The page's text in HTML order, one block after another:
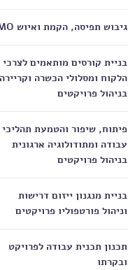
גיבוש תפיסה, הקמת ואיוש PMO
בניית קורסים מותאמים לצרכי
הלקוח ומסלולי הכשרה וקריירה
בניהול פרויקטים
פיתוח, שיפור והטמעת תהליכי
עבודה ומתודולוגיה ארגונית
בניהול פרויקטים
בניית מנגנון ייזום דרישות
וניהול פורטפוליו פרויקטים
תכנון תכנית עבודה לפרויקט
ובקרתו